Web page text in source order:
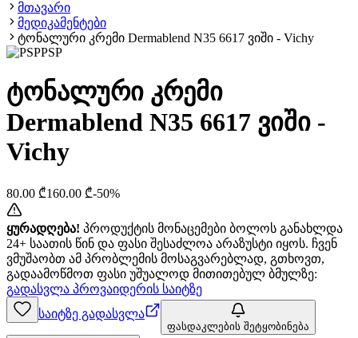
მთავარი
მედიკამენტები
ტონალური კრემი Dermablend N35 6617 ვიში - Vichy
PSP
ტონალური კრემი
Dermablend N35 6617 ვიში -
Vichy
80.00 ₾160.00 ₾-50%
ყურადღება! პროდუქტის მონაცემები ბოლოს განახლდა
24+ საათის წინ და ფასი შესაძლოა არაზუსტი იყოს. ჩვენ
ვმუშაობთ ამ პრობლემის მოსაგვარებლად, გთხოვთ,
გადაამოწმოთ ფასი უშუალოდ მითითებულ ბმულზე:
გადასვლა პროვაიდერის საიტზე
საიტზე გადასვლა
ფასდაკლების შეტყობინება